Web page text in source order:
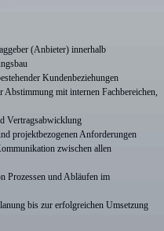
(Anbieter) innerhalb
Kundenbeziehungen
mit internen Fachbereichen,
Vertragsabwicklung
projektbezogenen Anforderungen
zwischen allen
Prozessen und Abläufen im
bis zur erfolgreichen Umsetzung